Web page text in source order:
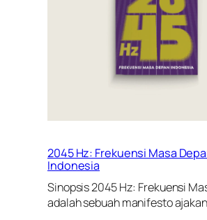
2045 Hz: Frekuensi Masa
Indonesia
Sinopsis 2045 Hz: Frekuensi
adalah sebuah manifesto